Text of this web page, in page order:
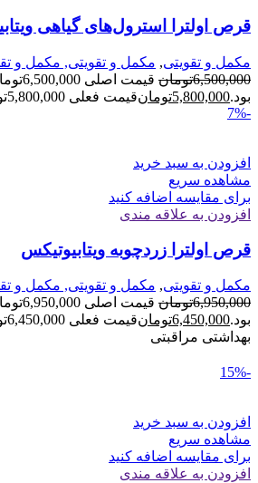
قرص اولترا استرول‌های گیاهی
مکمل و تقویتی, مکمل و تقویتی, مکمل و
6,500,000تومان
قیمت اصلی
بود.5,800,000تومانقیمت فعلی 5,800,000تومان است.
-7%
افزودن به سبد خرید
مشاهده سریع
برای مقایسه اضافه کنید
افزودن به علاقه مندی
قرص اولترا زردچوبه ویتابیوتیکس
مکمل و تقویتی, مکمل و تقویتی, مکمل و
6,950,000تومان
قیمت اصلی
بود.6,450,000تومانقیمت فعلی 6,450,000تومان است.
بهداشتی مراقبتی
-15%
افزودن به سبد خرید
مشاهده سریع
برای مقایسه اضافه کنید
افزودن به علاقه مندی